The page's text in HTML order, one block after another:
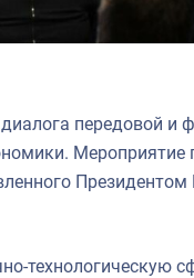
передовой и
Мероприятие
технологическую